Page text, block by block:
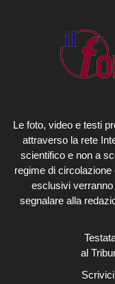
Le foto, video e testi
attraverso la rete
scientifico e non a
regime di circolazione
esclusivi
segnalare alla
al